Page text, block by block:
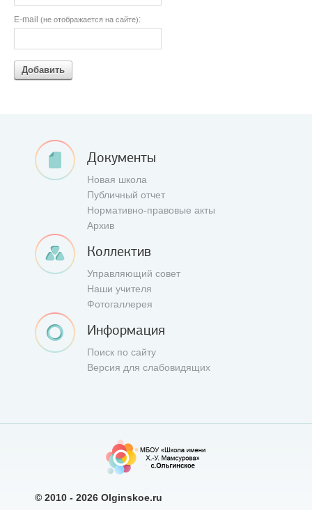
E-mail (не отображается на сайте):
Добавить
Документы
Новая школа
Публичный отчет
Нормативно-правовые акты
Архив
Коллектив
Управляющий совет
Наши учителя
Фотогаллерея
Информация
Поиск по сайту
Версия для слабовидящих
© 2010 - 2026 Olginskoe.ru